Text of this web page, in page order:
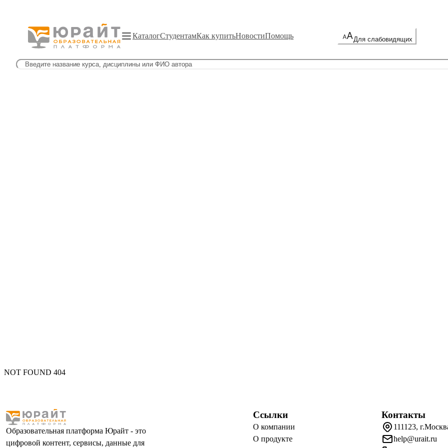
КаталогСтудентамКак купитьНовостиПомощь Для слабовидящих
NOT FOUND 404
Образовательная платформа Юрайт - это
цифровой контент, сервисы, данные для
Ссылки
О компании
О продукте
Контакты
111123,
help@urait.ru